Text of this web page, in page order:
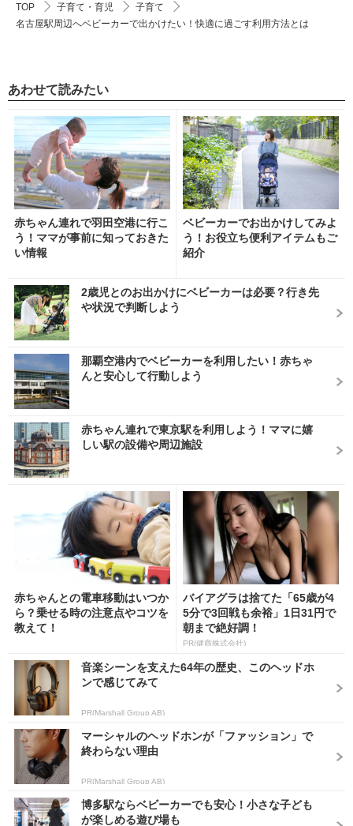
TOP 子育て・育児
子育て
名古屋駅周辺へベビーカーで出かけたい！快適に過ごす利用方法とは
あわせて読みたい
赤ちゃん連れで羽田空港に行こ
う！ママが事前に知っておきた
い情報
ベビーカーでお出かけしてみよ
う！お役立ち便利アイテムもご
紹介
2歳児とのお出かけにベビーカーは必要？行き先
や状況で判断しよう
那覇空港内でベビーカーを利用したい！赤ちゃ
んと安心して行動しよう
赤ちゃん連れで東京駅を利用しよう！ママに嬉
しい駅の設備や周辺施設
赤ちゃんとの電車移動はいつか
ら？乗せる時の注意点やコツを
教えて！
バイアグラは捨てた「65歳が4
5分で3回戦も余裕」1日31円で
朝まで絶好調！
PR(健商株式会社)
音楽シーンを支えた64年の歴史、このヘッドホ
ンで感じてみて
PR(Marshall Group AB)
マーシャルのヘッドホンが「ファッション」で
終わらない理由
PR(Marshall Group AB)
博多駅ならベビーカーでも安心！小さな子ども
が楽しめる遊び場も